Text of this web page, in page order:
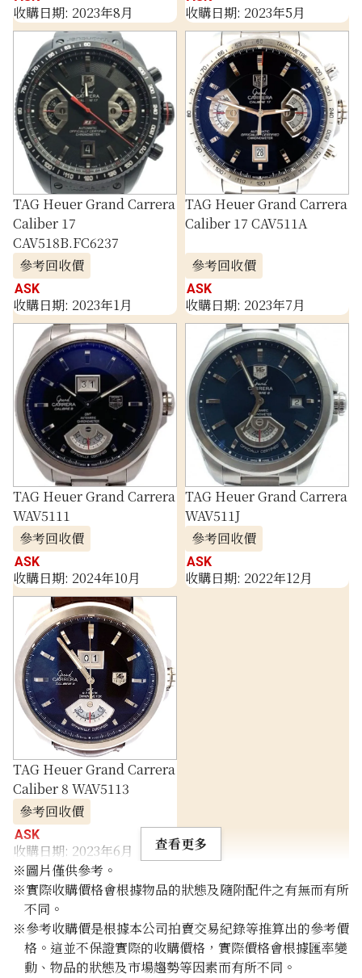
收購日期: 2023年8月 收購日期: 2023年5月
TAG Heuer Grand Carrera
Caliber 17
CAV518B.FC6237
參考回收價
ASK
收購日期: 2023年1月
TAG Heuer Grand Carrera
Caliber 17 CAV511A
參考回收價
ASK
收購日期: 2023年7月
TAG Heuer Grand Carrera
WAV5111
參考回收價
ASK
收購日期: 2024年10月
TAG Heuer Grand Carrera
WAV511J
參考回收價
ASK
收購日期: 2022年12月
TAG Heuer Grand Carrera
Caliber 8 WAV5113
參考回收價
ASK
收購日期: 2023年6月
查看更多
※圖片僅供參考。
※實際收購價格會根據物品的狀態及隨附配件之有無而有所
不同。
※參考收購價是根據本公司拍賣交易紀錄等推算出的參考價
格。這並不保證實際的收購價格，實際價格會根據匯率變
動、物品的狀態及市場趨勢等因素而有所不同。